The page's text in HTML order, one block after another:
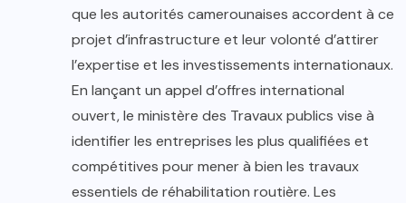
que les autorités camerounaises accordent à ce
projet d’infrastructure et leur volonté d’attirer
l’expertise et les investissements internationaux.
En lançant un appel d’offres international
ouvert, le ministère des Travaux publics vise à
identifier les entreprises les plus qualifiées et
compétitives pour mener à bien les travaux
essentiels de réhabilitation routière. Les